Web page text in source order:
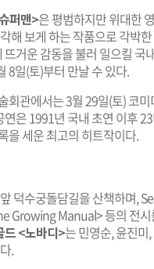
퍼맨>은 평범하지만 위대한
해 보게 하는 작품으로 각박
뜨거운 감동을 불러 일으킬 국
8일(토)부터 만날 수 있다.
회관에서는 3월 29일(토) 코미
연은 1991년 국내 초연 이후
을 세운 최고의 히트작이다.
덕수궁돌담길을 산책하며,
Growing Manual> 등의 전시
드 <노바디>는 민영순, 윤진미
.